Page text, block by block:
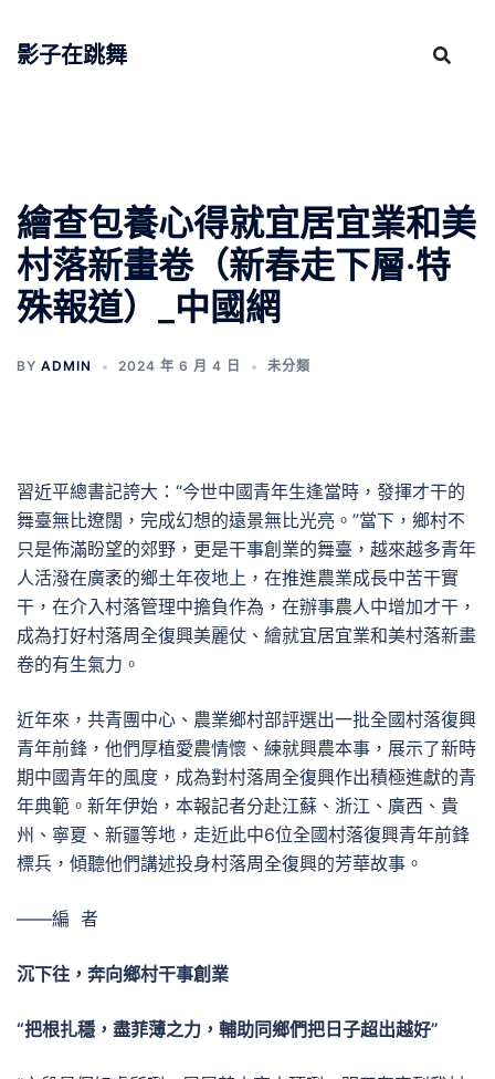
影子在跳舞
繪查包養心得就宜居宜業和美
村落新畫卷（新春走下層·特
殊報道）_中國網
BY ADMIN 2024 年 6 月 4 日 未分類
習近平總書記誇大：“今世中國青年生逢當時，發揮才干的
舞臺無比遼闊，完成幻想的遠景無比光亮。”當下，鄉村不
只是佈滿盼望的郊野，更是干事創業的舞臺，越來越多青年
人活潑在廣袤的鄉土年夜地上，在推進農業成長中苦干實
干，在介入村落管理中擔負作為，在辦事農人中增加才干，
成為打好村落周全復興美麗仗、繪就宜居宜業和美村落新畫
卷的有生氣力。
近年來，共青團中心、農業鄉村部評選出一批全國村落復興
青年前鋒，他們厚植愛農情懷、練就興農本事，展示了新時
期中國青年的風度，成為對村落周全復興作出積極進獻的青
年典範。新年伊始，本報記者分赴江蘇、浙江、廣西、貴
州、寧夏、新疆等地，走近此中6位全國村落復興青年前鋒
標兵，傾聽他們講述投身村落周全復興的芳華故事。
——編 者
沉下往，奔向鄉村干事創業
“把根扎穩，盡菲薄之力，輔助同鄉們把日子超出越好”